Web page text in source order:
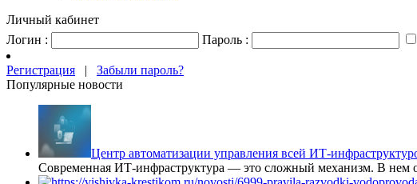
Личный кабинет
Логин :
Пароль :
Регистрация | Забыли пароль?
Популярные новости
Центр автоматизации управления всей ИТ-
Современная ИТ-инфраструктура — это сложный механизм. В нем